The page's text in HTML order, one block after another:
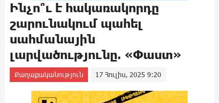
Ինչո՞ւ է հակառակորդը
շարունակում պահել
սահմանային
լարվածությունը. «Փաստ»
Քաղաքականություն 17 Հուլիս, 2025 9:20